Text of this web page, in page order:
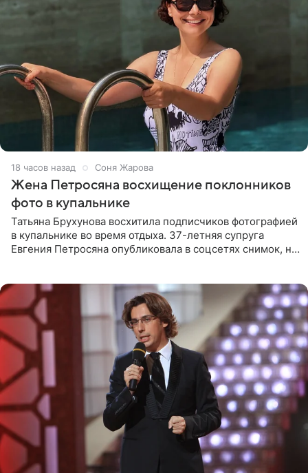
18 часов назад Соня Жарова
Жена Петросяна восхищение поклонников
фото в купальнике
Татьяна Брухунова восхитила подписчиков фотографией
в купальнике во время отдыха. 37-летняя супруга
Евгения Петросяна опубликовала в соцсетях снимок, на